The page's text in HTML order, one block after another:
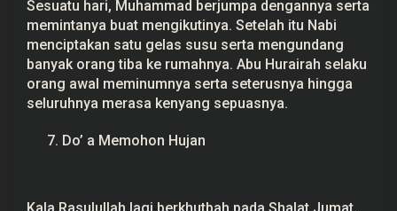
Sesuatu hari, Muhammad berjumpa dengannya serta
memintanya buat mengikutinya. Setelah itu Nabi
menciptakan satu gelas susu serta mengundang
banyak orang tiba ke rumahnya. Abu Hurairah selaku
orang awal meminumnya serta seterusnya hingga
seluruhnya merasa kenyang sepuasnya.
Do’ a Memohon Hujan
Kala Rasulullah lagi berkhutbah pada Shalat Jumat,